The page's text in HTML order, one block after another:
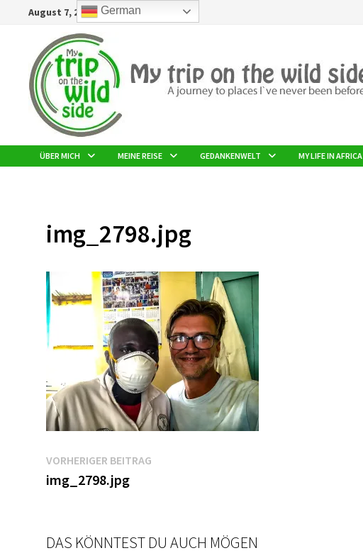
ZurückAugust 7, 2026
ÜBER MICH MEINE REISE GEDANKENWELT MY LIFE IN AFRICA
img_2798.jpg
Beitragsnavigation
VORHERIGER BEITRAG
img_2798.jpg
DAS KÖNNTEST DU AUCH MÖGEN
German